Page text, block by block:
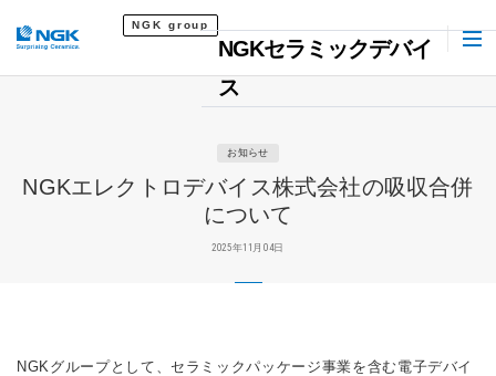
NGKセラミックデバイ
ス
NGK group
お知らせ
NGKエレクトロデバイス株式会社の吸収合併
について
2025年11月04日
NGKグループとして、セラミックパッケージ事業を含む電子デバイ